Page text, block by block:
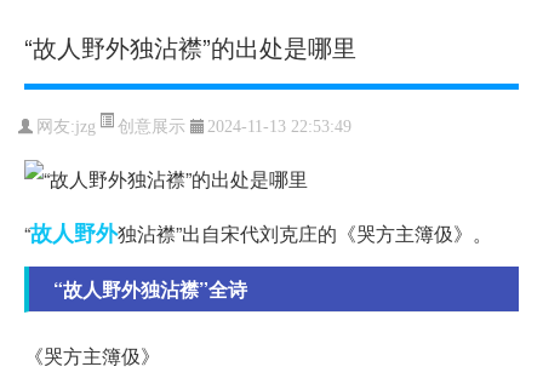
“故人野外独沾襟”的出处是哪里
网友:jzg 创意展示 2024-11-13 22:53:49
“故人野外独沾襟”出自宋代刘克庄的《哭方主簿伋》。
“故人野外独沾襟”全诗
《哭方主簿伋》